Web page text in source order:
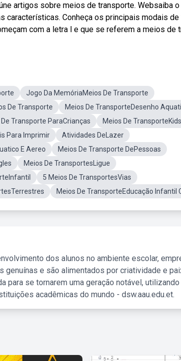
artigos sobre meios de transporte. Websaiba
Conheça os principais modais
com a letra l e que se referem a meios de
Jogo Da MemóriaMeios De Transporte
De Transporte
Meios De TransporteDesenho
De Transporte ParaCrianças
Meios De TransporteKids
Para Imprimir
Atividades DeLazer
E Aereo
Meios De Transporte DePessoas
Meios De TransportesLigue
5 Meios De TransportesVias
Meios De TransporteEducação Infantil
dos alunos no ambiente escolar,
e são alimentados por criatividade e
para se tornarem uma geração notável,
acadêmicas do mundo - dsw.aau.edu.et.